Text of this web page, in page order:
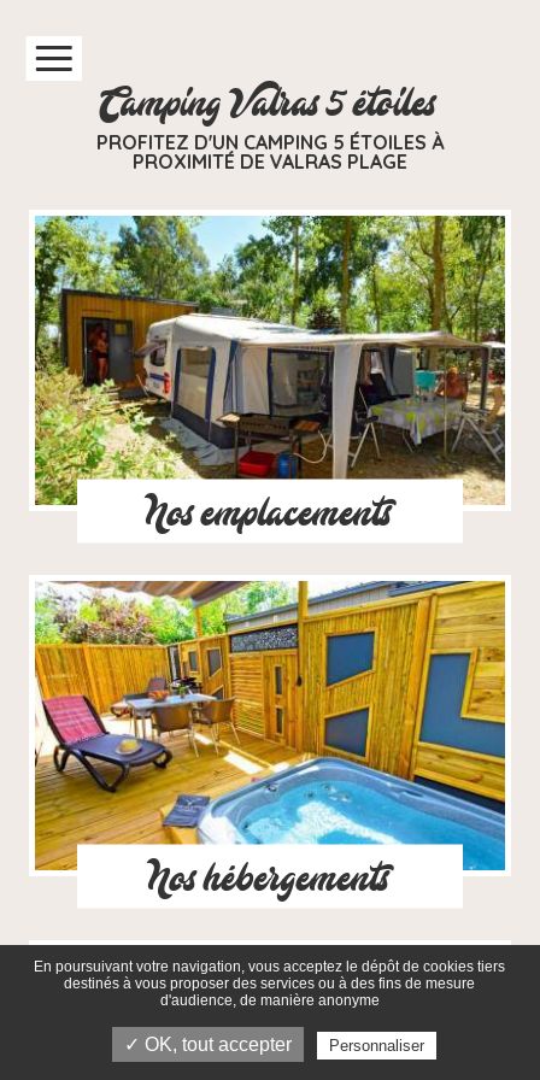
Camping Valras 5 étoiles
PROFITEZ D'UN CAMPING 5 ÉTOILES À
PROXIMITÉ DE VALRAS PLAGE
Nos emplacements
Nos hébergements
En poursuivant votre navigation, vous acceptez le dépôt de cookies tiers
destinés à vous proposer des services ou à des fins de mesure
d'audience, de manière anonyme
✓ OK, tout accepter Personnaliser